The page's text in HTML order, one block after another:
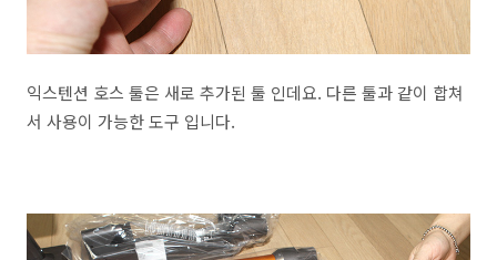
익스텐션 호스 툴은 새로 추가된 툴 인데요. 다른 툴과 같이 합쳐
서 사용이 가능한 도구 입니다.